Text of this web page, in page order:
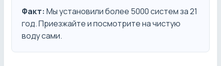
Факт: Мы установили более 5000 систем за 21
год. Приезжайте и посмотрите на чистую
воду сами.